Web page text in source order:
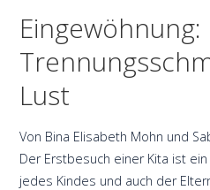
Eingewöhnung:
Lust
Von Bina Elisabeth Mohn und
Der Erstbesuch einer Kita ist
jedes Kindes und auch der